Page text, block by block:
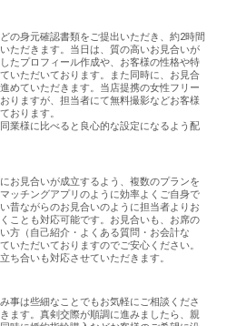
の身元確認書類をご提出いただき、約2時間
ただきます。当日は、質の高いお見合いが
たプロフィール作成や、お客様の性格や特
いただいております。また同時に、お見合
めていただきます。当店提携の女性フリー
りますが、担当者にて無料撮影などお客様
おります。
業様に比べると良心的な設定になるよう配
お見合いが成立するよう、複数のプランを
ッチングアプリのように効率よくご自身で
昔ながらのお見合いのように担当者よりお
ことも対応可能です。お見合いも、お席の
方（自己紹介・よくある質問・お会計な
いただいておりますのでご安心ください。
ち合いも対応させていただきます。
事は些細なことでもお気軽にご相談くださ
ます。真剣交際が順調に進みましたら、親